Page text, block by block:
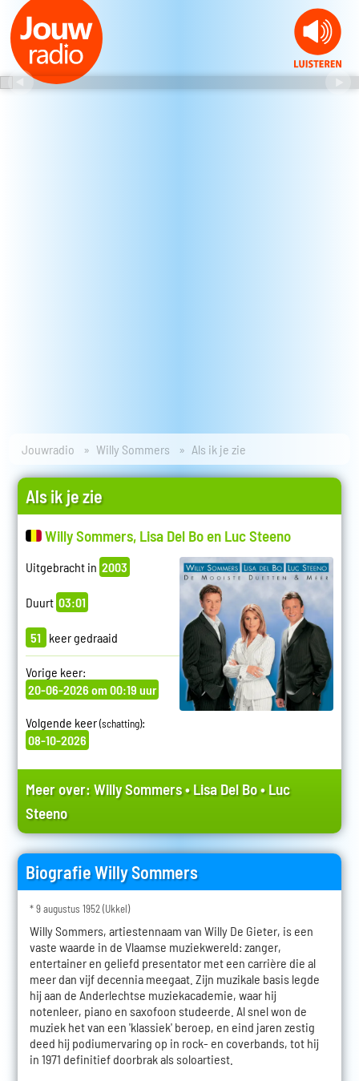
Jouwradio Willy Sommers Als ik je zie
Als ik je zie
Willy Sommers, Lisa Del Bo en Luc Steeno
Uitgebracht in 2003
Duurt 03:01
51 keer gedraaid
Vorige keer:
20-06-2026 om 00:19 uur
Volgende keer(schatting):
08-10-2026
Meer over:Willy Sommers•Lisa Del Bo•Luc
Steeno
Biografie Willy Sommers
* 9 augustus 1952 (Ukkel)
Willy Sommers, artiestennaam van Willy De Gieter, is een
vaste waarde in de Vlaamse muziekwereld: zanger,
entertainer en geliefd presentator met een carrière die al
meer dan vijf decennia meegaat. Zijn muzikale basis legde
hij aan de Anderlechtse muziekacademie, waar hij
notenleer, piano en saxofoon studeerde. Al snel won de
muziek het van een 'klassiek' beroep, en eind jaren zestig
deed hij podiumervaring op in rock- en coverbands, tot hij
in 1971 definitief doorbrak als soloartiest.